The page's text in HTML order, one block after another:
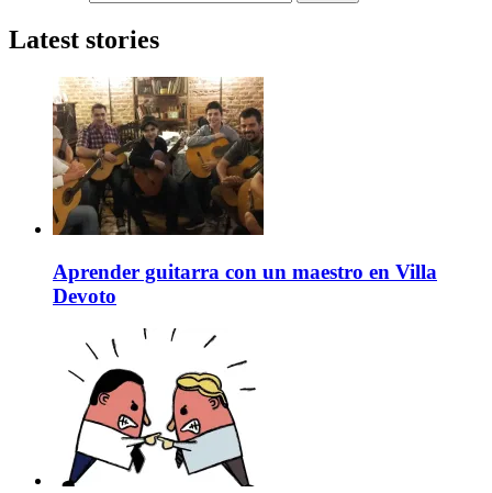
Latest stories
Aprender guitarra con un maestro en Villa
Devoto